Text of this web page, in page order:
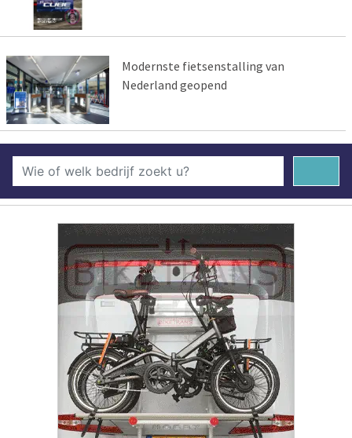
Modernste fietsenstalling van
Nederland geopend